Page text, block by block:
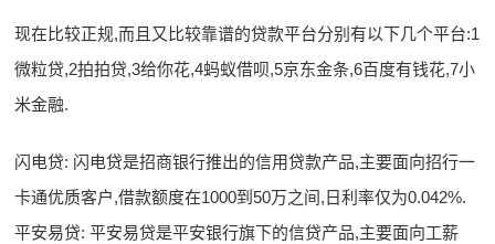
现在比较正规,而且又比较靠谱的贷款平台分别有以下几个平台:1
微粒贷,2拍拍贷,3给你花,4蚂蚁借呗,5京东金条,6百度有钱花,7小
米金融.
闪电贷: 闪电贷是招商银行推出的信用贷款产品,主要面向招行一
卡通优质客户,借款额度在1000到50万之间,日利率仅为0.042%.
平安易贷: 平安易贷是平安银行旗下的信贷产品,主要面向工薪